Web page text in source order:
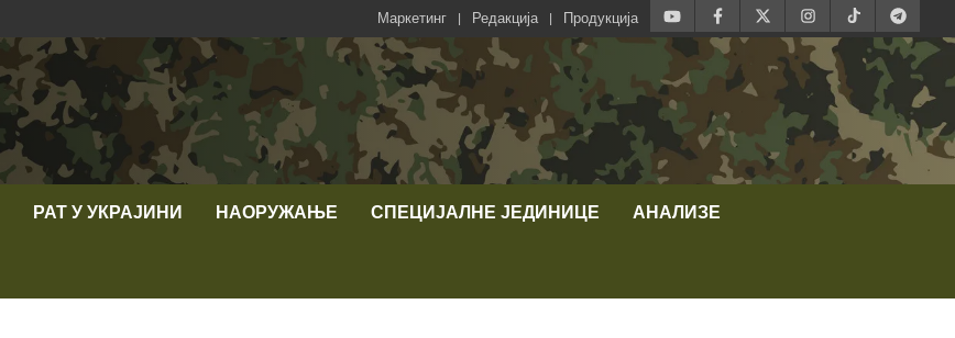
Маркетинг Редакција Продукција
РАТ У УКРАЈИНИ НАОРУЖАЊЕ СПЕЦИЈАЛНЕ ЈЕДИНИЦЕ АНАЛИЗЕ